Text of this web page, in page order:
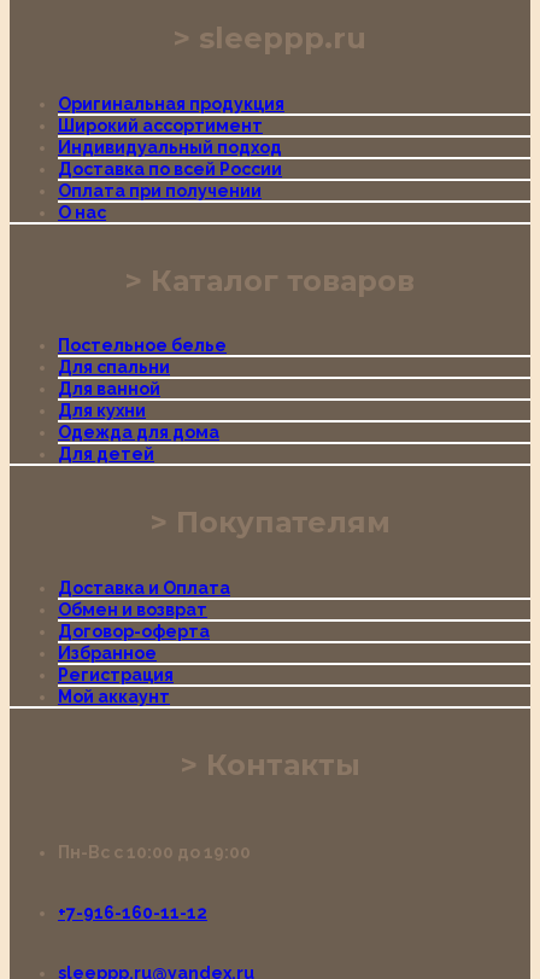
sleeppp.ru
Оригинальная продукция
Широкий ассортимент
Индивидуальный подход
Доставка по всей России
Оплата при получении
О нас
Каталог товаров
Постельное белье
Для спальни
Для ванной
Для кухни
Одежда для дома
Для детей
Покупателям
Доставка и Оплата
Обмен и возврат
Договор-оферта
Избранное
Регистрация
Мой аккаунт
Контакты
Пн-Вс с 10:00 до 19:00
+7-916-160-11-12
sleeppp.ru@yandex.ru